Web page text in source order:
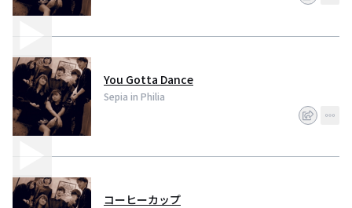
You Gotta Dance
Sepia in Philia
コーヒーカップ